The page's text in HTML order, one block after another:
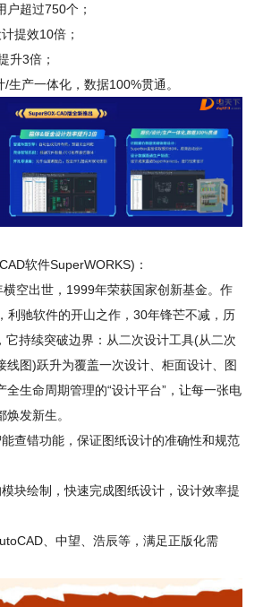
户超过750个；
提效10倍；
升3倍；
/生产一体化，数据100%贯通。
软件SuperWORKS)：
空出世，1999年荣获国家创新基金。作
利驰软件的开山之作，30年锋芒不减，历
它持续突破边界：从二次设计工具(从二次
线图)跃升为覆盖一次设计、柜面设计、图
全生命周期管理的“设计平台”，让每一张电
发新生。
查错功能，保证图纸设计的准确性和规范
块绘制，快速完成图纸设计，设计效率提
、中望、浩辰等，满足正版化需